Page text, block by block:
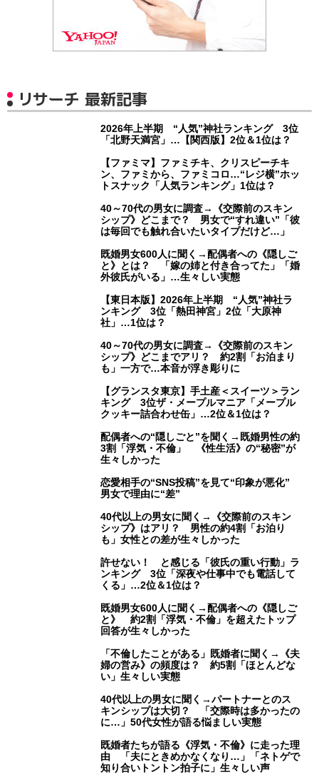
リサーチ 最新記事
2026年上半期 “人気”神社ランキング 3位
「北野天満宮」…【関西版】2位＆1位は？
【ファミマ】ファミチキ、クリスピーチキ
ン、ファミから、ファミコロ…“レジ横”ホッ
トスナック「人気ランキング」1位は？
40～70代の男女に調査→《交際前のスキン
シップ》どこまで？ 男女で“すれ違い”「彼
は毎回でも触れ合いたいタイプだけど…」
既婚男女600人に聞く→配偶者への《隠しご
と》とは？ 「嫁の姉と付き合ってた」「婚
外彼氏がいる」…生々しい実態
【東日本版】2026年上半期 “人気”神社ラ
ンキング 3位「熱田神宮」2位「大原神
社」…1位は？
40～70代の男女に調査→《交際前のスキン
シップ》どこまでアリ？ 約2割「お泊まり
も」一方で…本音が浮き彫りに
【グランスタ東京】手土産＜スイーツ＞ラン
キング 3位ザ・メープルマニア「メープル
クッキー詰合わせ缶」…2位＆1位は？
配偶者への“隠しごと”を聞く→既婚男性の約
3割「浮気・不倫」 《性生活》の“秘密”が
生々しかった
恋愛相手の“SNS投稿”を見て“印象が悪化”
男女で理由に“差”
40代以上の男女に聞く→《交際前のスキン
シップ》はアリ？ 男性の約4割「お泊り
も」女性との差が生々しかった
許せない！ と感じる「彼氏の重い行動」ラ
ンキング 3位「深夜や仕事中でも電話して
くる」…2位＆1位は？
既婚男女600人に聞く→配偶者への《隠しご
と》 約2割「浮気・不倫」を超えたトップ
回答が生々しかった
「不倫したことがある」既婚者に聞く→《夫
婦の営み》の頻度は？ 約5割「ほとんどな
い」生々しい実態
40代以上の男女に聞く→パートナーとのス
キンシップは大切？ 「交際時は多かったの
に…」50代女性が語る悩ましい実態
既婚者たちが語る《浮気・不倫》に走った理
由 「夫にときめかなくなり…」「ネトゲで
知り合いトントン拍子に」生々しい声